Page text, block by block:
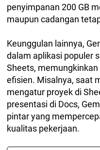
penyimpanan 200 GB
maupun cadangan
Keunggulan lainnya,
dalam aplikasi populer
Sheets,
efisien. Misalnya, saat
mengatur proyek di
presentasi di Docs,
pintar yang
kualitas pekerjaan.